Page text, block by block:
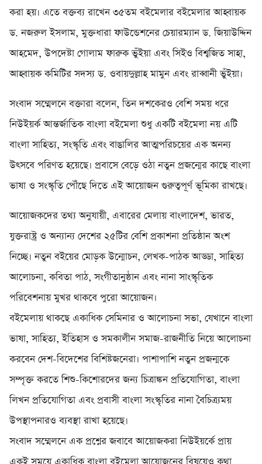
করা হয়। এতে বক্তব্য রাখেন ৩৫তম বইমেলার বইমেলার আহ্বায়ক
ড. নজরুল ইসলাম, মুক্তধারা ফাউন্ডেশনের চেয়ারম্যান ড. জিয়াউদ্দিন
আহমেদ, উপদেষ্টা গোলাম ফারুক ভুঁইয়া এবং সিইও বিশ্বজিত সাহা,
আহ্বায়ক কমিটির সদস্য ড. ওবায়দুল্লাহ মামুন এবং রাব্বানী ভুঁইয়া।
সংবাদ সম্মেলনে বক্তারা বলেন, তিন দশকেরও বেশি সময় ধরে
নিউইয়র্ক আন্তর্জাতিক বাংলা বইমেলা শুধু একটি বইমেলা নয় এটি
বাংলা সাহিত্য, সংস্কৃতি এবং বাঙালির আত্মপরিচয়ের এক অনন্য
উৎসবে পরিণত হয়েছে। প্রবাসে বেড়ে ওঠা নতুন প্রজন্মের কাছে বাংলা
ভাষা ও সংস্কৃতি পৌঁছে দিতে এই আয়োজন গুরুত্বপূর্ণ ভূমিকা রাখছে।
আয়োজকদের তথ্য অনুযায়ী, এবারের মেলায় বাংলাদেশ, ভারত,
যুক্তরাষ্ট্র ও অন্যান্য দেশের ২৫টির বেশি প্রকাশনা প্রতিষ্ঠান অংশ
নিচ্ছে। নতুন বইয়ের মোড়ক উন্মোচন, লেখক-পাঠক আড্ডা, সাহিত্য
আলোচনা, কবিতা পাঠ, সংগীতানুষ্ঠান এবং নানা সাংস্কৃতিক
পরিবেশনায় মুখর থাকবে পুরো আয়োজন।
বইমেলায় থাকছে একাধিক সেমিনার ও আলোচনা সভা, যেখানে বাংলা
ভাষা, সাহিত্য, ইতিহাস ও সমকালীন সমাজ-রাজনীতি নিয়ে আলোচনা
করবেন দেশ-বিদেশের বিশিষ্টজনেরা। পাশাপাশি নতুন প্রজন্মকে
সম্পৃক্ত করতে শিশু-কিশোরদের জন্য চিত্রাঙ্কন প্রতিযোগিতা, বাংলা
লিখন প্রতিযোগিতা এবং প্রবাসী বাংলা সংস্কৃতির নানা বৈচিত্র্যময়
উপস্থাপনারও ব্যবস্থা রাখা হয়েছে।
সংবাদ সম্মেলনে এক প্রশ্নের জবাবে আয়োজকরা নিউইয়র্কে প্রায়